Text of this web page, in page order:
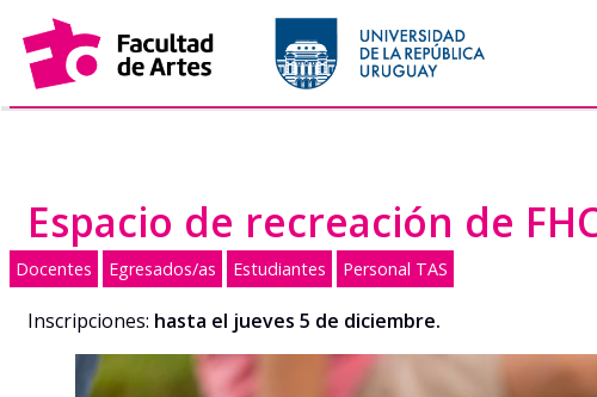
Saltar
al
contenido
Espacio de recreación de
Docentes Egresados/as Estudiantes Personal TAS
Inscripciones: hasta el jueves 5 de diciembre.